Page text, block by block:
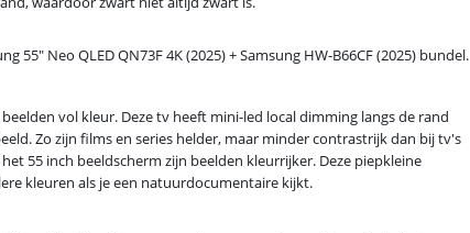
Neo QLED QN73F 4K (2025) + Samsung HW-B66CF (2025) bundel.
vol kleur. Deze tv heeft mini-led local dimming langs de rand
Zo zijn films en series helder, maar minder contrastrijk dan bij tv's
55 inch beeldscherm zijn beelden kleurrijker. Deze piepkleine
kleuren als je een natuurdocumentaire kijkt.